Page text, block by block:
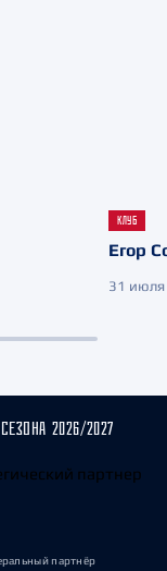
КЛУБ
Егор
31 июля
2026/2027
партнёр